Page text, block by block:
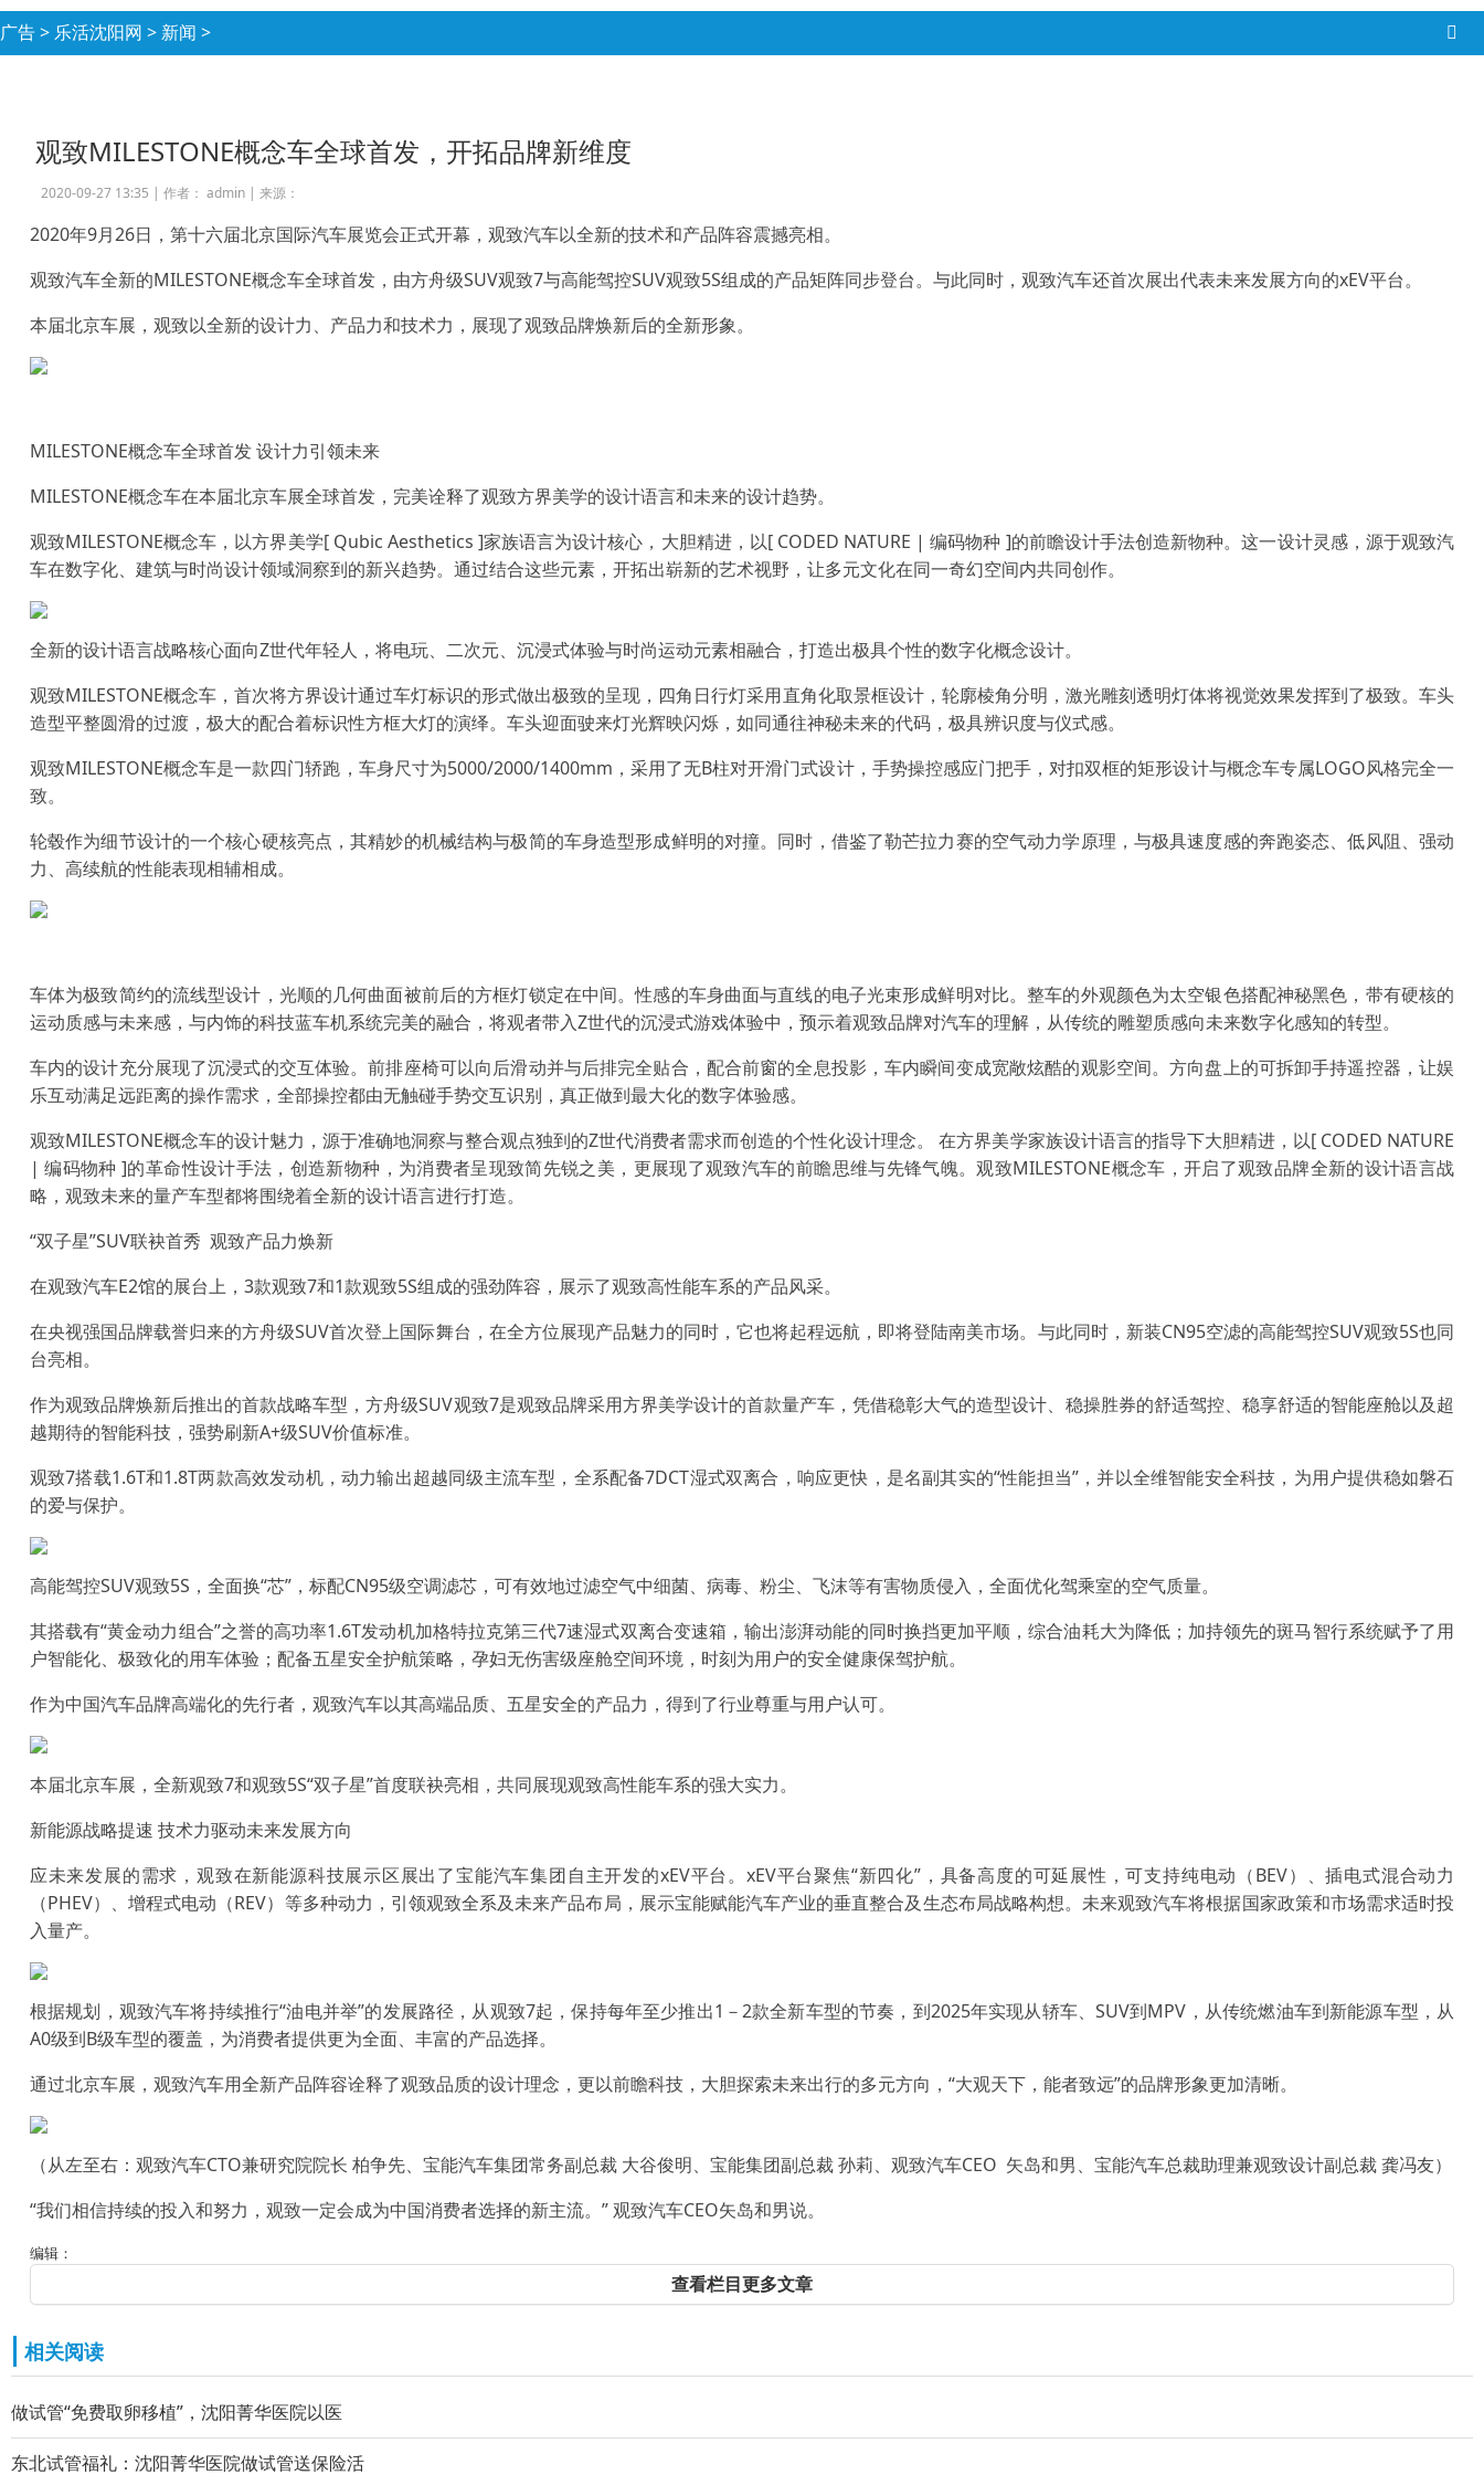
广告> 乐活沈阳网 > 新闻 >
观致MILESTONE概念车全球首发，开拓品牌新维度
2020-09-27 13:35 | 作者： admin| 来源：
2020年9月26日，第十六届北京国际汽车展览会正式开幕，观致汽车以全新的技术和产品阵容震撼亮相。
观致汽车全新的MILESTONE概念车全球首发，由方舟级SUV观致7与高能驾控SUV观致5S组成的产品矩阵同步登台。与此同时，观致汽车还首次展出代表未来发展方向的xEV平台。
本届北京车展，观致以全新的设计力、产品力和技术力，展现了观致品牌焕新后的全新形象。
MILESTONE概念车全球首发 设计力引领未来
MILESTONE概念车在本届北京车展全球首发，完美诠释了观致方界美学的设计语言和未来的设计趋势。
观致MILESTONE概念车，以方界美学[ Qubic Aesthetics ]家族语言为设计核心，大胆精进，以[ CODED NATURE | 编码物种 ]的前瞻设计手法创造新物种。这一设计灵感，源于观致汽
车在数字化、建筑与时尚设计领域洞察到的新兴趋势。通过结合这些元素，开拓出崭新的艺术视野，让多元文化在同一奇幻空间内共同创作。
全新的设计语言战略核心面向Z世代年轻人，将电玩、二次元、沉浸式体验与时尚运动元素相融合，打造出极具个性的数字化概念设计。
观致MILESTONE概念车，首次将方界设计通过车灯标识的形式做出极致的呈现，四角日行灯采用直角化取景框设计，轮廓棱角分明，激光雕刻透明灯体将视觉效果发挥到了极致。车头
造型平整圆滑的过渡，极大的配合着标识性方框大灯的演绎。车头迎面驶来灯光辉映闪烁，如同通往神秘未来的代码，极具辨识度与仪式感。
观致MILESTONE概念车是一款四门轿跑，车身尺寸为5000/2000/1400mm，采用了无B柱对开滑门式设计，手势操控感应门把手，对扣双框的矩形设计与概念车专属LOGO风格完全一
致。
轮毂作为细节设计的一个核心硬核亮点，其精妙的机械结构与极简的车身造型形成鲜明的对撞。同时，借鉴了勒芒拉力赛的空气动力学原理，与极具速度感的奔跑姿态、低风阻、强动
力、高续航的性能表现相辅相成。
车体为极致简约的流线型设计，光顺的几何曲面被前后的方框灯锁定在中间。性感的车身曲面与直线的电子光束形成鲜明对比。整车的外观颜色为太空银色搭配神秘黑色，带有硬核的
运动质感与未来感，与内饰的科技蓝车机系统完美的融合，将观者带入Z世代的沉浸式游戏体验中，预示着观致品牌对汽车的理解，从传统的雕塑质感向未来数字化感知的转型。
车内的设计充分展现了沉浸式的交互体验。前排座椅可以向后滑动并与后排完全贴合，配合前窗的全息投影，车内瞬间变成宽敞炫酷的观影空间。方向盘上的可拆卸手持遥控器，让娱
乐互动满足远距离的操作需求，全部操控都由无触碰手势交互识别，真正做到最大化的数字体验感。
观致MILESTONE概念车的设计魅力，源于准确地洞察与整合观点独到的Z世代消费者需求而创造的个性化设计理念。 在方界美学家族设计语言的指导下大胆精进，以[ CODED NATURE
| 编码物种 ]的革命性设计手法，创造新物种，为消费者呈现致简先锐之美，更展现了观致汽车的前瞻思维与先锋气魄。观致MILESTONE概念车，开启了观致品牌全新的设计语言战
略，观致未来的量产车型都将围绕着全新的设计语言进行打造。
“双子星”SUV联袂首秀 观致产品力焕新
在观致汽车E2馆的展台上，3款观致7和1款观致5S组成的强劲阵容，展示了观致高性能车系的产品风采。
在央视强国品牌载誉归来的方舟级SUV首次登上国际舞台，在全方位展现产品魅力的同时，它也将起程远航，即将登陆南美市场。与此同时，新装CN95空滤的高能驾控SUV观致5S也同
台亮相。
作为观致品牌焕新后推出的首款战略车型，方舟级SUV观致7是观致品牌采用方界美学设计的首款量产车，凭借稳彰大气的造型设计、稳操胜券的舒适驾控、稳享舒适的智能座舱以及超
越期待的智能科技，强势刷新A+级SUV价值标准。
观致7搭载1.6T和1.8T两款高效发动机，动力输出超越同级主流车型，全系配备7DCT湿式双离合，响应更快，是名副其实的“性能担当”，并以全维智能安全科技，为用户提供稳如磐石
的爱与保护。
高能驾控SUV观致5S，全面换“芯”，标配CN95级空调滤芯，可有效地过滤空气中细菌、病毒、粉尘、飞沫等有害物质侵入，全面优化驾乘室的空气质量。
其搭载有“黄金动力组合”之誉的高功率1.6T发动机加格特拉克第三代7速湿式双离合变速箱，输出澎湃动能的同时换挡更加平顺，综合油耗大为降低；加持领先的斑马智行系统赋予了用
户智能化、极致化的用车体验；配备五星安全护航策略，孕妇无伤害级座舱空间环境，时刻为用户的安全健康保驾护航。
作为中国汽车品牌高端化的先行者，观致汽车以其高端品质、五星安全的产品力，得到了行业尊重与用户认可。
本届北京车展，全新观致7和观致5S“双子星”首度联袂亮相，共同展现观致高性能车系的强大实力。
新能源战略提速 技术力驱动未来发展方向
应未来发展的需求，观致在新能源科技展示区展出了宝能汽车集团自主开发的xEV平台。xEV平台聚焦“新四化”，具备高度的可延展性，可支持纯电动（BEV）、插电式混合动力
（PHEV）、增程式电动（REV）等多种动力，引领观致全系及未来产品布局，展示宝能赋能汽车产业的垂直整合及生态布局战略构想。未来观致汽车将根据国家政策和市场需求适时投
入量产。
根据规划，观致汽车将持续推行“油电并举”的发展路径，从观致7起，保持每年至少推出1－2款全新车型的节奏，到2025年实现从轿车、SUV到MPV，从传统燃油车到新能源车型，从
A0级到B级车型的覆盖，为消费者提供更为全面、丰富的产品选择。
通过北京车展，观致汽车用全新产品阵容诠释了观致品质的设计理念，更以前瞻科技，大胆探索未来出行的多元方向，“大观天下，能者致远”的品牌形象更加清晰。
（从左至右：观致汽车CTO兼研究院院长 柏争先、宝能汽车集团常务副总裁 大谷俊明、宝能集团副总裁 孙莉、观致汽车CEO 矢岛和男、宝能汽车总裁助理兼观致设计副总裁 龚冯友）
“我们相信持续的投入和努力，观致一定会成为中国消费者选择的新主流。” 观致汽车CEO矢岛和男说。
编辑：
查看栏目更多文章
相关阅读
做试管“免费取卵移植”，沈阳菁华医院以医
东北试管福礼：沈阳菁华医院做试管送保险活